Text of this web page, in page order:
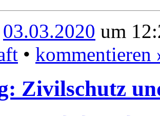
03.03.2020 um
• kommentieren
Zivilschutz